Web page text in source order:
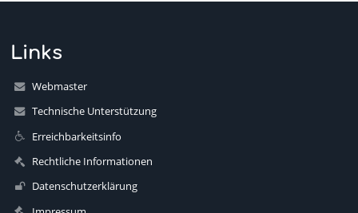
Links
Webmaster
Technische Unterstützung
Erreichbarkeitsinfo
Rechtliche Informationen
Datenschutzerklärung